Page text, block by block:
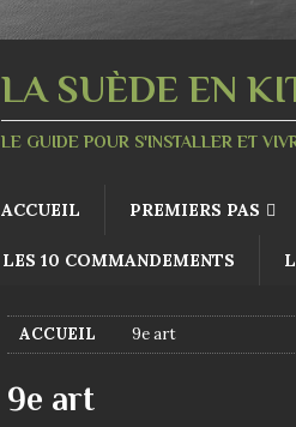
LA SUÈDE EN
LE GUIDE POUR S'INSTALLER ET
ACCUEIL PREMIERS PAS
LES 10 COMMANDEMENTS
ACCUEIL 9e art
9e art